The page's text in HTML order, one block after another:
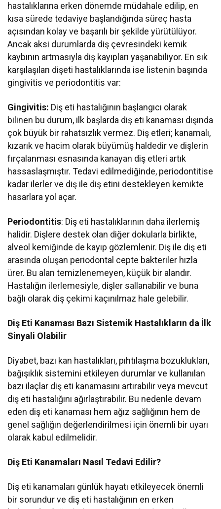
hastalıklarına erken dönemde müdahale edilip, en
kısa sürede tedaviye başlandığında süreç hasta
açısından kolay ve başarılı bir şekilde yürütülüyor.
Ancak aksi durumlarda diş çevresindeki kemik
kaybının artmasıyla diş kayıpları yaşanabiliyor. En sık
karşılaşılan dişeti hastalıklarında ise listenin başında
gingivitis ve periodontitis var:
Gingivitis: Diş eti hastalığının başlangıcı olarak
bilinen bu durum, ilk başlarda diş eti kanaması dışında
çok büyük bir rahatsızlık vermez. Diş etleri; kanamalı,
kızarık ve hacim olarak büyümüş haldedir ve dişlerin
fırçalanması esnasında kanayan diş etleri artık
hassaslaşmıştır. Tedavi edilmediğinde, periodontitise
kadar ilerler ve diş ile diş etini destekleyen kemikte
hasarlara yol açar.
Periodontitis: Diş eti hastalıklarının daha ilerlemiş
halidir. Dişlere destek olan diğer dokularla birlikte,
alveol kemiğinde de kayıp gözlemlenir. Diş ile diş eti
arasında oluşan periodontal cepte bakteriler hızla
ürer. Bu alan temizlenemeyen, küçük bir alandır.
Hastalığın ilerlemesiyle, dişler sallanabilir ve buna
bağlı olarak diş çekimi kaçınılmaz hale gelebilir.
Diş Eti Kanaması Bazı Sistemik Hastalıkların da İlk
Sinyali Olabilir
Diyabet, bazı kan hastalıkları, pıhtılaşma bozuklukları,
bağışıklık sistemini etkileyen durumlar ve kullanılan
bazı ilaçlar diş eti kanamasını artırabilir veya mevcut
diş eti hastalığını ağırlaştırabilir. Bu nedenle devam
eden diş eti kanaması hem ağız sağlığının hem de
genel sağlığın değerlendirilmesi için önemli bir uyarı
olarak kabul edilmelidir.
Diş Eti Kanamaları Nasıl Tedavi Edilir?
Diş eti kanamaları günlük hayatı etkileyecek önemli
bir sorundur ve diş eti hastalığının en erken